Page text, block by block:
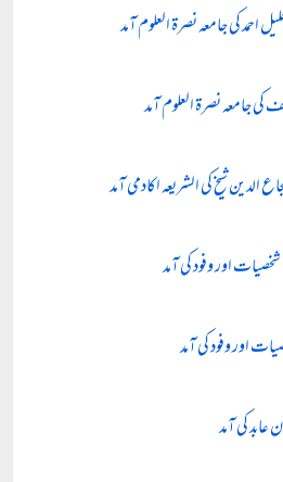
احمد کی جامعہ نصرۃ العلوم آمد
کی جامعہ نصرۃ العلوم آمد
الدین شیخ کی الشریعہ اکادمی آمد
اور وفود کی آمد
اور وفود کی آمد
عابد کی آمد